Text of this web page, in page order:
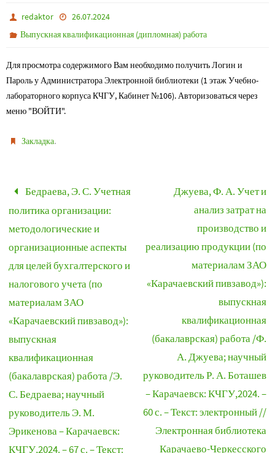
redaktor
26.07.2024
Выпускная квалификационная (дипломная) работа
Для просмотра содержимого Вам необходимо получить Логин и
Пароль у Администратора Электронной библиотеки (1 этаж Учебно-
лабораторного корпуса КЧГУ, Кабинет №106). Авторизоваться через
меню "ВОЙТИ".
Закладка.
Бедраева, Э. С. Учетная
политика организации:
методологические и
организационные аспекты
для целей бухгалтерского и
налогового учета (по
материалам ЗАО
«Карачаевский пивзавод»):
выпускная
квалификационная
(бакалаврская) работа /Э.
С. Бедраева; научный
руководитель Э. М.
Эрикенова – Карачаевск:
КЧГУ,2024. – 67 с. – Текст:
Джуева, Ф. А. Учет и
анализ затрат на
производство и
реализацию продукции (по
материалам ЗАО
«Карачаевский пивзавод»):
выпускная
квалификационная
(бакалаврская) работа /Ф.
А. Джуева; научный
руководитель Р. А. Боташев
– Карачаевск: КЧГУ,2024. –
60 с. – Текст: электронный //
Электронная библиотека
Карачаево-Черкесского